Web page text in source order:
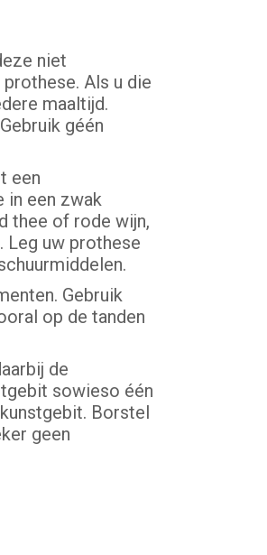
niet
Als u die
maaltijd.
géén
een
in een zwak
thee of rode wijn,
Leg uw prothese
Gebruik
op de tanden
de
sowieso één
Borstel
geen